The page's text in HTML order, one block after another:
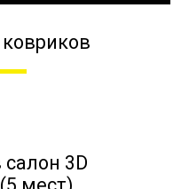
3D